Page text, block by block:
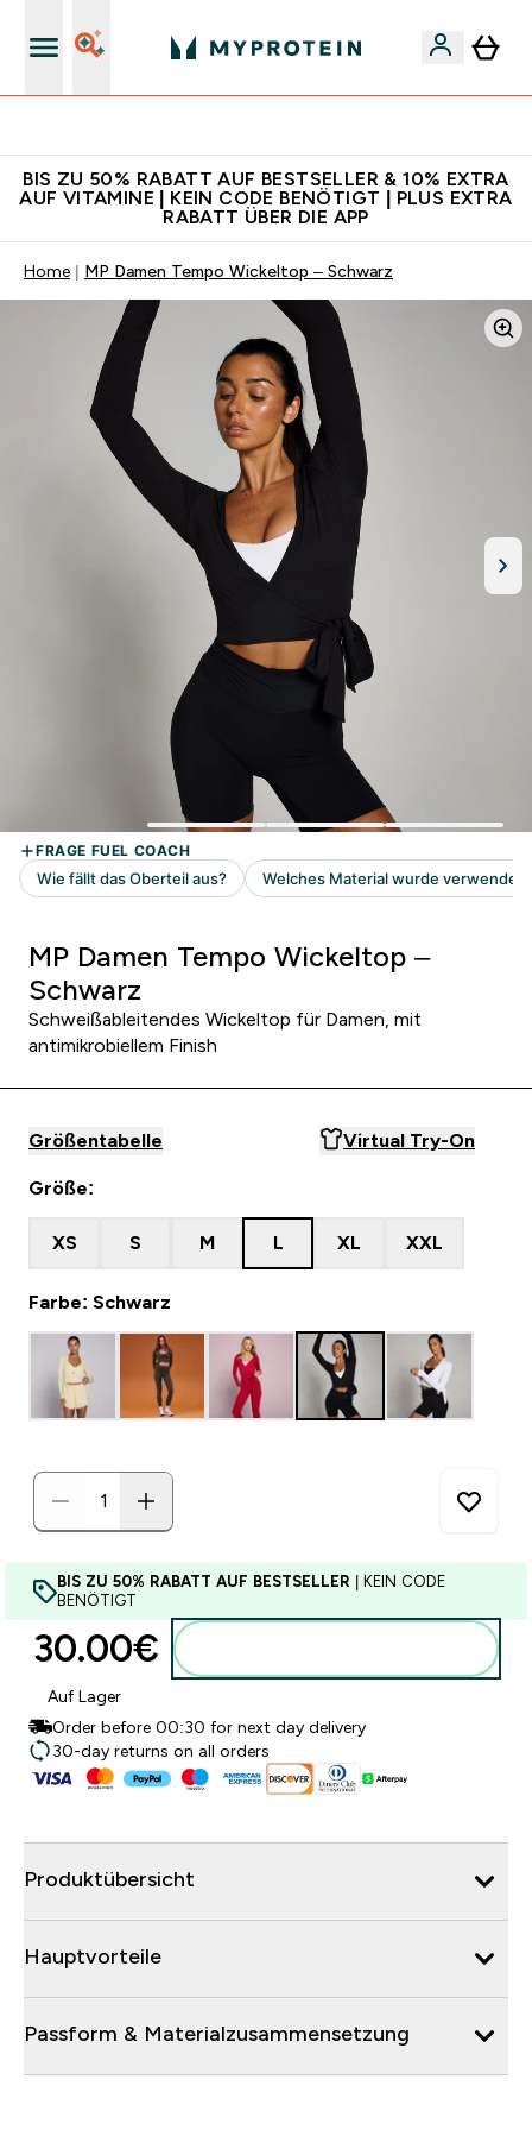
BIS ZU 50% RABATT AUF BESTSELLER & 10% EXTRA
AUF VITAMINE | KEIN CODE BENÖTIGT | PLUS EXTRA
RABATT ÜBER DIE APP
Home MP Damen Tempo Wickeltop – Schwarz
MP Damen Tempo Wickeltop –
Schwarz
Schweißableitendes Wickeltop für Damen, mit
antimikrobiellem Finish
Größentabelle Virtual Try-On
Größe:
XS S M L XL XXL
Farbe: Schwarz
BIS ZU 50% RABATT AUF BESTSELLER | KEIN CODE
BENÖTIGT
30.00€‎
Auf Lager
Order before 00:30 for next day delivery
30-day returns on all orders
Produktübersicht
Hauptvorteile
Passform & Materialzusammensetzung